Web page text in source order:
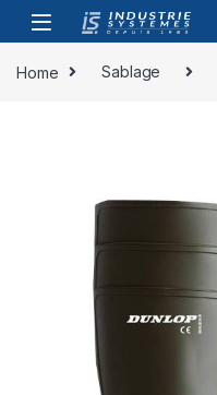
Skip to navigation
Skip to content
Home Sablage